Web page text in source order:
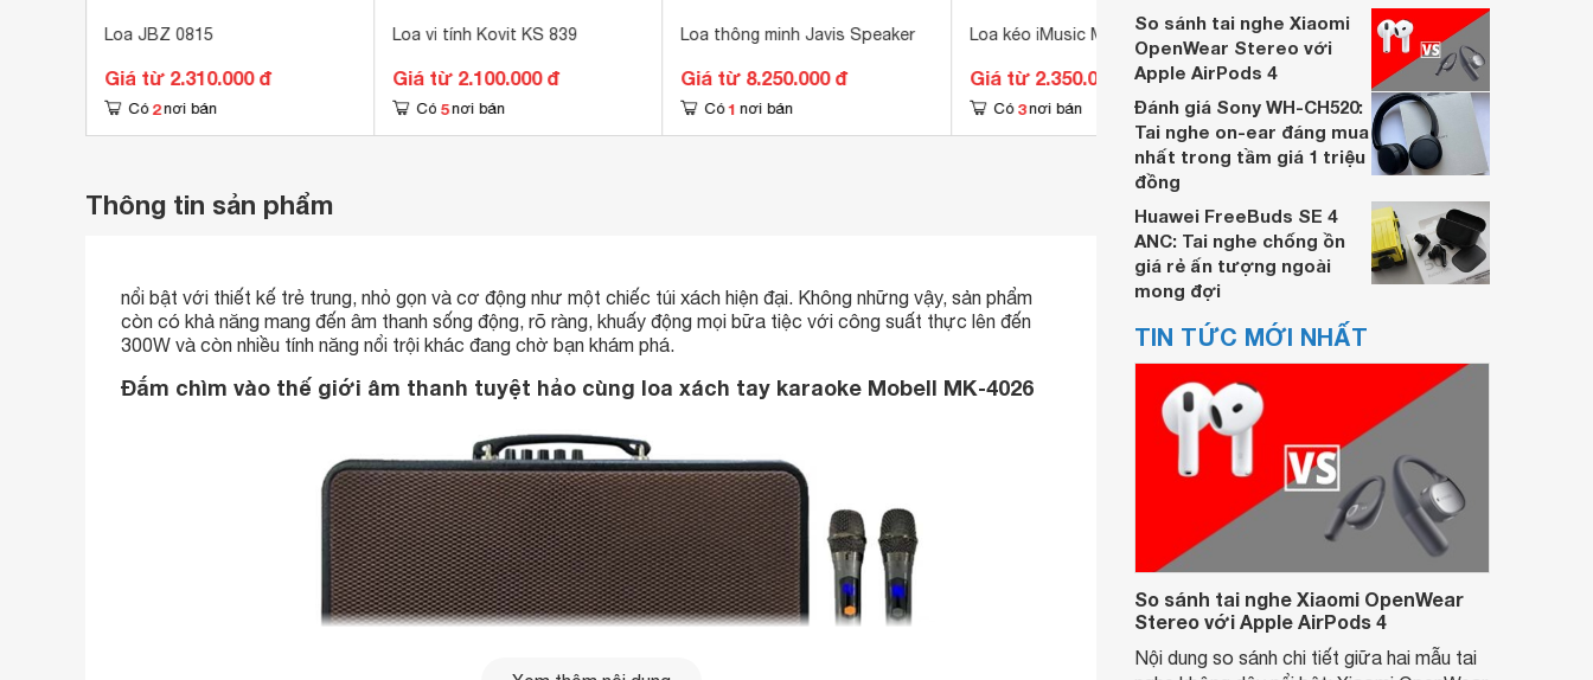
Loa JBZ 0815
Giá từ 2.310.000 đ
Có 2 nơi bán
Loa vi tính Kovit KS 839
Giá từ 2.100.000 đ
Có 5 nơi bán
Loa thông minh Javis Speaker
Giá từ 8.250.000 đ
Có 1 nơi bán
Loa kéo iMusic MX-12
Giá từ 2.350.000 đ
Có 3 nơi bán
Loa còi chống nước ITC T-710K
Giá từ 3.080.000 đ
Có 5 nơi bán
Thông tin sản phẩm
nổi bật với thiết kế trẻ trung, nhỏ gọn và cơ động như một chiếc túi xách hiện đại. Không những vậy, sản phẩm
còn có khả năng mang đến âm thanh sống động, rõ ràng, khuấy động mọi bữa tiệc với công suất thực lên đến
300W và còn nhiều tính năng nổi trội khác đang chờ bạn khám phá.
Đắm chìm vào thế giới âm thanh tuyệt hảo cùng loa xách tay karaoke Mobell MK-4026
So sánh tai nghe Xiaomi
OpenWear Stereo với
Apple AirPods 4
Đánh giá Sony WH-CH520:
Tai nghe on-ear đáng mua
nhất trong tầm giá 1 triệu
đồng
Huawei FreeBuds SE 4
ANC: Tai nghe chống ồn
giá rẻ ấn tượng ngoài
mong đợi
TIN TỨC MỚI NHẤT
So sánh tai nghe Xiaomi OpenWear
Stereo với Apple AirPods 4
Nội dung so sánh chi tiết giữa hai mẫu tai